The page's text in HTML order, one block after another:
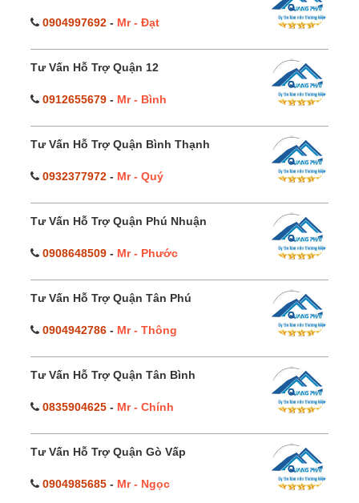
0904997692 - Mr - Đạt
Tư Vấn Hỗ Trợ Quận 12
0912655679 - Mr - Bình
Tư Vấn Hỗ Trợ Quận Bình Thạnh
0932377972 - Mr - Quý
Tư Vấn Hỗ Trợ Quận Phú Nhuận
0908648509 - Mr - Phước
Tư Vấn Hỗ Trợ Quận Tân Phú
0904942786 - Mr - Thông
Tư Vấn Hỗ Trợ Quận Tân Bình
0835904625 - Mr - Chính
Tư Vấn Hỗ Trợ Quận Gò Vấp
0904985685 - Mr - Ngọc